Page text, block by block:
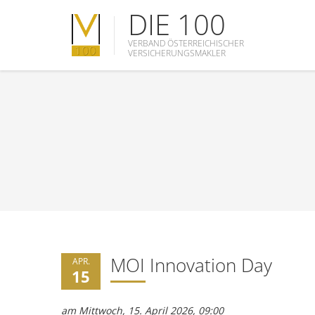
DIE 100
VERBAND ÖSTERREICHISCHER
VERSICHERUNGSMAKLER
APR.
15 MOI Innovation Day
am Mittwoch, 15. April 2026, 09:00